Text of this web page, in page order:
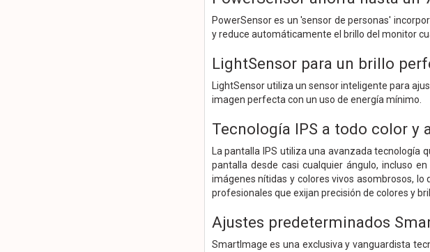
PowerSensor es un 'sensor de personas'
y reduce automáticamente el brillo del monitor
LightSensor para un brillo
LightSensor utiliza un sensor inteligente para
imagen perfecta con un uso de energía mínimo.
Tecnología IPS a todo color y
La pantalla IPS utiliza una avanzada tecnología
pantalla desde casi cualquier ángulo, incluso
imágenes nítidas y colores vivos asombrosos,
profesionales que exijan precisión de colores y
Ajustes predeterminados
SmartImage es una exclusiva y vanguardista